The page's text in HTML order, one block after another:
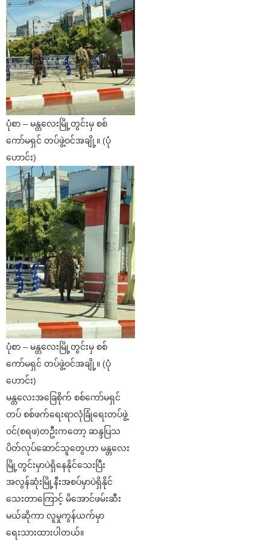
ပုံစာ – မန္တလေးမြို့တွင်းမှ စစ်
ကော်မရှင် တပ်ဖွဲ့ဝင်အချို့။ (ပုံ
ဟောင်း)
ပုံစာ – မန္တလေးမြို့တွင်းမှ စစ်
ကော်မရှင် တပ်ဖွဲ့ဝင်အချို့။ (ပုံ
ဟောင်း)
မန္တလေးအခြေစိုက် စစ်ကော်မရှင်
တပ် စစ်ဖက်ရေးရာလုံခြုံရေးတပ်ဖွဲ့
ဝင်(စရဖ)တဦးကတော့ ဆန္ဒပြသ
ပိတ်လုပ်ဆောင်သူတွေဟာ မန္တလေး
မြို့တွင်းမှာပဲရှိနေနိုင်သေးပြီး
အလွန်ဆုံးမြို့နီးအစပ်မှာပဲရှိနိုင်
သေးတာကြောင့် မိအောင်ဖမ်းဆီး
မယ်ဆိုကာ လူမှုကွန်ယက်မှာ
ရေးသားထားပါတယ်။